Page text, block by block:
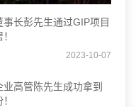
长彭先生通过GIP项目
2023-10-07
业高管陈先生成功拿到